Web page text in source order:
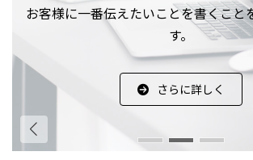
お客様に一番伝えたいことを書くこと
す。
さらに詳しく
お客様に一番伝えたいことを書くこと
す。
さらに詳しく
さらに詳しく